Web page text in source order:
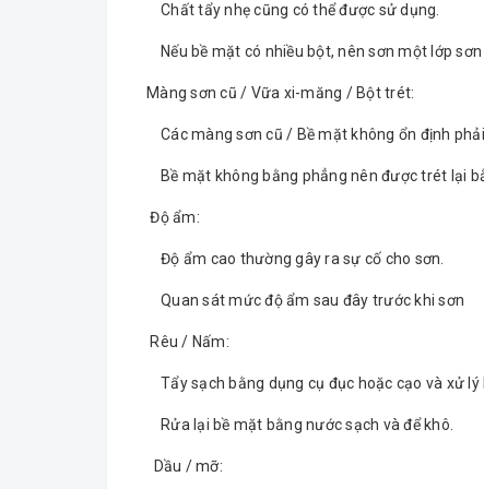
Chất tẩy nhẹ cũng có thể được sử dụng.
Nếu bề mặt có nhiều bột, nên sơn một lớp sơn
Màng sơn cũ / Vữa xi-măng / Bột trét:
Các màng sơn cũ / Bề mặt không ổn định phải
Bề mặt không bằng phẳng nên được trét lại
Độ ẩm:
Độ ẩm cao thường gây ra sự cố cho sơn.
Quan sát mức độ ẩm sau đây trước khi sơn
Rêu / Nấm:
Tẩy sạch bằng dụng cụ đục hoặc cạo và xử lý
Rửa lại bề mặt bằng nước sạch và để khô.
Dầu / mỡ: